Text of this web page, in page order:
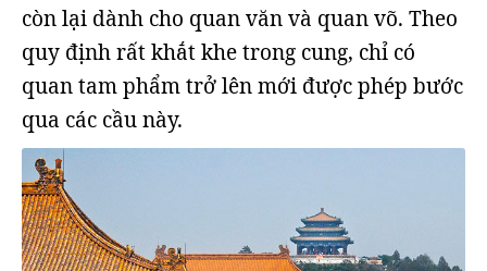
còn lại dành cho quan văn và quan võ. Theo
quy định rất khắt khe trong cung, chỉ có
quan tam phẩm trở lên mới được phép bước
qua các cầu này.